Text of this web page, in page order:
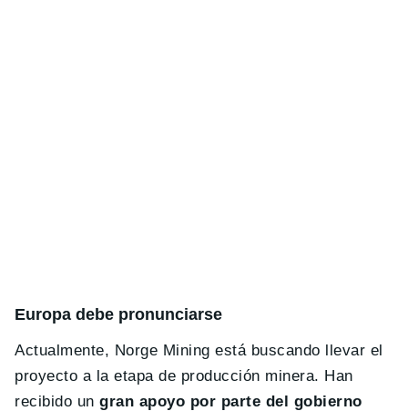
Europa debe pronunciarse
Actualmente, Norge Mining está buscando llevar el
proyecto a la etapa de producción minera. Han
recibido ungran apoyo por parte del gobierno